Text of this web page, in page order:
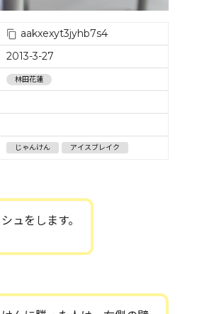
aakxexyt3jyhb7s4
2013-3-27
林田花蓮
じゃんけん アイスブレイク
ュをします。